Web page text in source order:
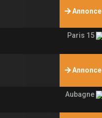
Annonce
Paris 15
Annonce
Aubagne